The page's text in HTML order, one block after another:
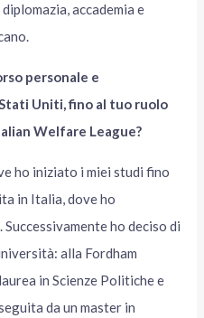
accademia e
personale e
Uniti, fino al tuo ruolo
Welfare League?
ho iniziato i miei studi fino
in Italia, dove ho
ho deciso di
alla Fordham
in Scienze Politiche e
da un master in